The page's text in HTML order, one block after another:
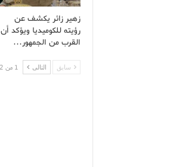
زهير زائر يكشف عن
رؤيته للكوميديا ويؤكد أن
القرب من الجمهور…
سابق التالى 1 من 6٬932